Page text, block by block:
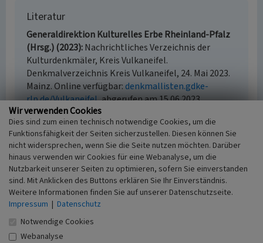
Literatur
Generaldirektion Kulturelles Erbe Rheinland-Pfalz
(Hrsg.) (2023) Nachrichtliches Verzeichnis der
Kulturdenkmäler, Kreis Vulkaneifel.
Denkmalverzeichnis Kreis Vulkaneifel, 24. Mai 2023.
Mainz. Online verfügbar:denkmallisten.gdke-
rlp.de/Vulkaneifel, abgerufen am 15.06.2023
Mayer, Alois; Mertes, Erich (1993)
und Literatur der Verbandsgemeinde Kelberg.
Adenau.
Mayer, Alois; Mertes, Erich / Verbandsgemeinde
Kelberg (Hrsg.) (1986) Sagen – Geschichte –
Brauchtum aus der Verbandsgemeinde. Daun.
Mertes, Erich (o.J.) Die Dörfer der
Verbandsgemeinde Kelberg. Ihre erste Erwähnung
und Nennung in der Literatur. In: Landeskundliche
Vierteljahresblätter 32, 1986, Heft 3, o. O.
Wir verwenden Cookies
Dies sind zum einen technisch notwendige Cookies, um die
Funktionsfähigkeit der Seiten sicherzustellen. Diesen können Sie
nicht widersprechen, wenn Sie die Seite nutzen möchten. Darüber
hinaus verwenden wir Cookies für eine Webanalyse, um die
Nutzbarkeit unserer Seiten zu optimieren, sofern Sie einverstanden
sind. Mit Anklicken des Buttons erklären Sie Ihr Einverständnis.
Weitere Informationen finden Sie auf unserer Datenschutzseite.
Impressum | Datenschutz
Notwendige Cookies
Webanalyse